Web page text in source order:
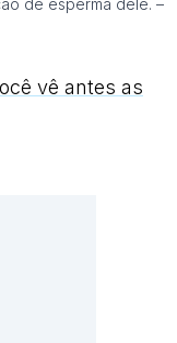
de esperma dele. –
vê antes as